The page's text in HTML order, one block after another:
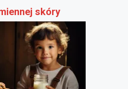
skóry